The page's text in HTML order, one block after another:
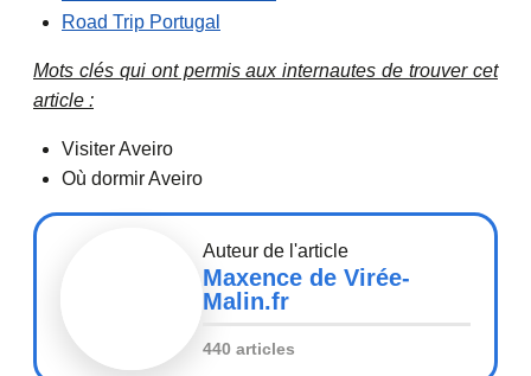
Road Trip Portugal
Mots clés qui ont permis aux internautes de trouver cet
article :
Visiter Aveiro
Où dormir Aveiro
Auteur de l'article
Maxence de Virée-
Malin.fr
440 articles